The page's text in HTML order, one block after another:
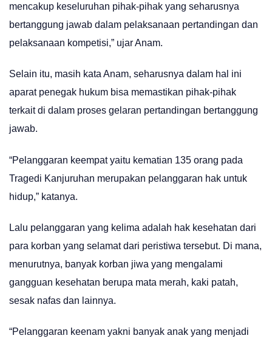
mencakup keseluruhan pihak-pihak yang seharusnya
bertanggung jawab dalam pelaksanaan pertandingan dan
pelaksanaan kompetisi,” ujar Anam.
Selain itu, masih kata Anam, seharusnya dalam hal ini
aparat penegak hukum bisa memastikan pihak-pihak
terkait di dalam proses gelaran pertandingan bertanggung
jawab.
“Pelanggaran keempat yaitu kematian 135 orang pada
Tragedi Kanjuruhan merupakan pelanggaran hak untuk
hidup,” katanya.
Lalu pelanggaran yang kelima adalah hak kesehatan dari
para korban yang selamat dari peristiwa tersebut. Di mana,
menurutnya, banyak korban jiwa yang mengalami
gangguan kesehatan berupa mata merah, kaki patah,
sesak nafas dan lainnya.
“Pelanggaran keenam yakni banyak anak yang menjadi